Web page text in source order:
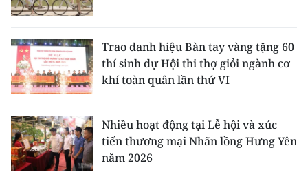
Trao danh hiệu Bàn tay vàng tặng 60
thí sinh dự Hội thi thợ giỏi ngành cơ
khí toàn quân lần thứ VI
Nhiều hoạt động tại Lễ hội và xúc
tiến thương mại Nhãn lồng Hưng Yên
năm 2026